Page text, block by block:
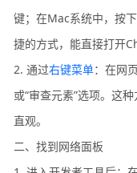
键；在Mac系统中，按
捷的方式，能直接打开
2. 通过右键菜单：在网
或“审查元素”选项。这
直观。
二、找到网络面板